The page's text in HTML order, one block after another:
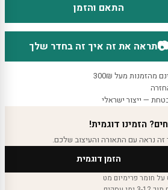
התאם והזמן
תראה את זה איך זה בחדר שלך
מהזמנות מעל 300₪
— ייצור ישראלי
הזמינו דוגמית!
זה נראה עם התאורה והעיצוב שלכם.
הזמן דוגמית
על חומר פרימיום מט